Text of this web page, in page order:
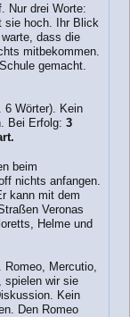
Nur drei Worte:
sie hoch. Ihr Blick
dass die
mitbekommen.
gemacht.
6 Wörter). Kein
Bei Erfolg: 3
beim
nichts anfangen.
kann mit dem
Veronas
Helme und
Mercutio,
spielen wir sie
Kein
Den Romeo